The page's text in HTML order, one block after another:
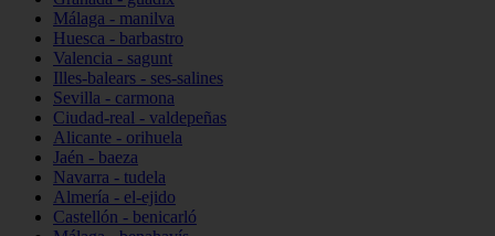
Málaga - manilva
Huesca - barbastro
Valencia - sagunt
Illes-balears - ses-salines
Sevilla - carmona
Ciudad-real - valdepeñas
Alicante - orihuela
Jaén - baeza
Navarra - tudela
Almería - el-ejido
Castellón - benicarló